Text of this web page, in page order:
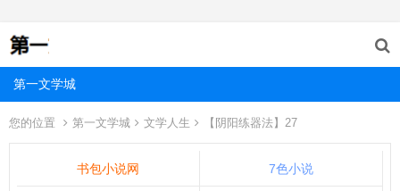
第一文学城
您的位置 第一文学城 文学人生 【阴阳练器法】27
书包小说网 7色小说